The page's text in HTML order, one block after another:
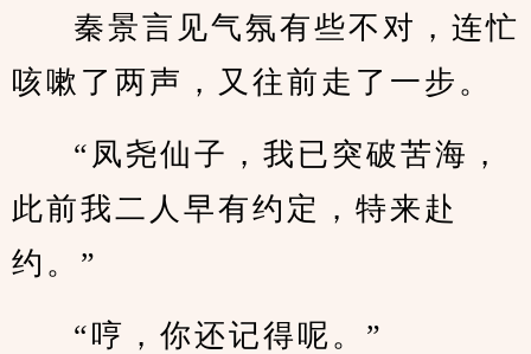
秦景言见气氛有些不对，连忙
咳嗽了两声，又往前走了一步。
“凤尧仙子，我已突破苦海，
此前我二人早有约定，特来赴
约。”
“哼，你还记得呢。”